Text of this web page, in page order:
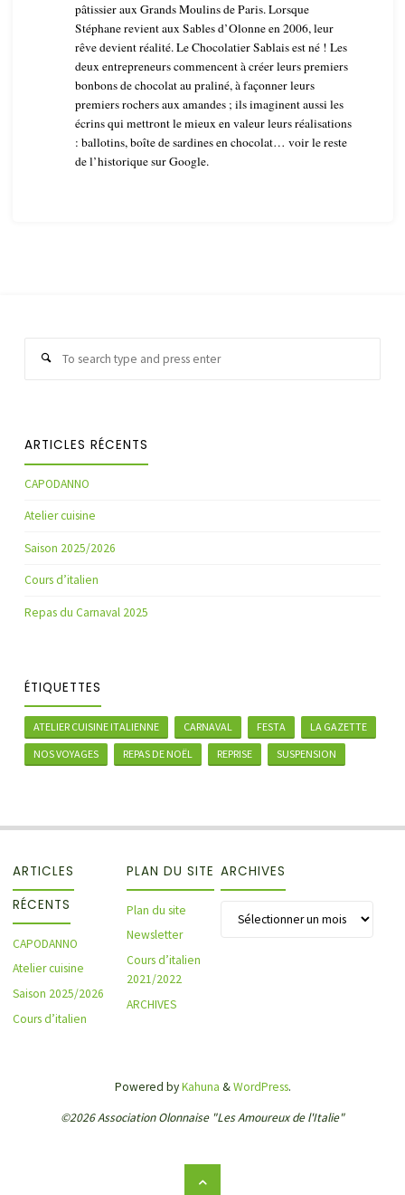
pâtissier aux Grands Moulins de Paris. Lorsque
Stéphane revient aux Sables d’Olonne en 2006, leur
rêve devient réalité. Le Chocolatier Sablais est né ! Les
deux entrepreneurs commencent à créer leurs premiers
bonbons de chocolat au praliné, à façonner leurs
premiers rochers aux amandes ; ils imaginent aussi les
écrins qui mettront le mieux en valeur leurs réalisations
: ballotins, boîte de sardines en chocolat… voir le reste
de l’historique sur Google.
Search
ARTICLES RÉCENTS
CAPODANNO
Atelier cuisine
Saison 2025/2026
Cours d’italien
Repas du Carnaval 2025
ÉTIQUETTES
ATELIER CUISINE ITALIENNE CARNAVAL FESTA
LA GAZETTE
NOS VOYAGES
REPAS DE NOËL REPRISE SUSPENSION
ARTICLES
RÉCENTS
CAPODANNO
Atelier cuisine
Saison 2025/2026
Cours d’italien
PLAN DU SITE
Plan du site
Newsletter
Cours d’italien
2021/2022
ARCHIVES
ARCHIVES
Powered byKahuna &WordPress.
©2026 Association Olonnaise "Les Amoureux de l'Italie"
Back